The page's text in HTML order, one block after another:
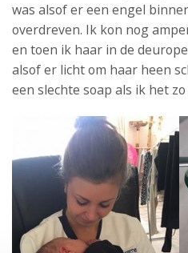
was alsof er een engel
overdreven. Ik kon nog
en toen ik haar in de
alsof er licht om haar heen
een slechte soap als ik het